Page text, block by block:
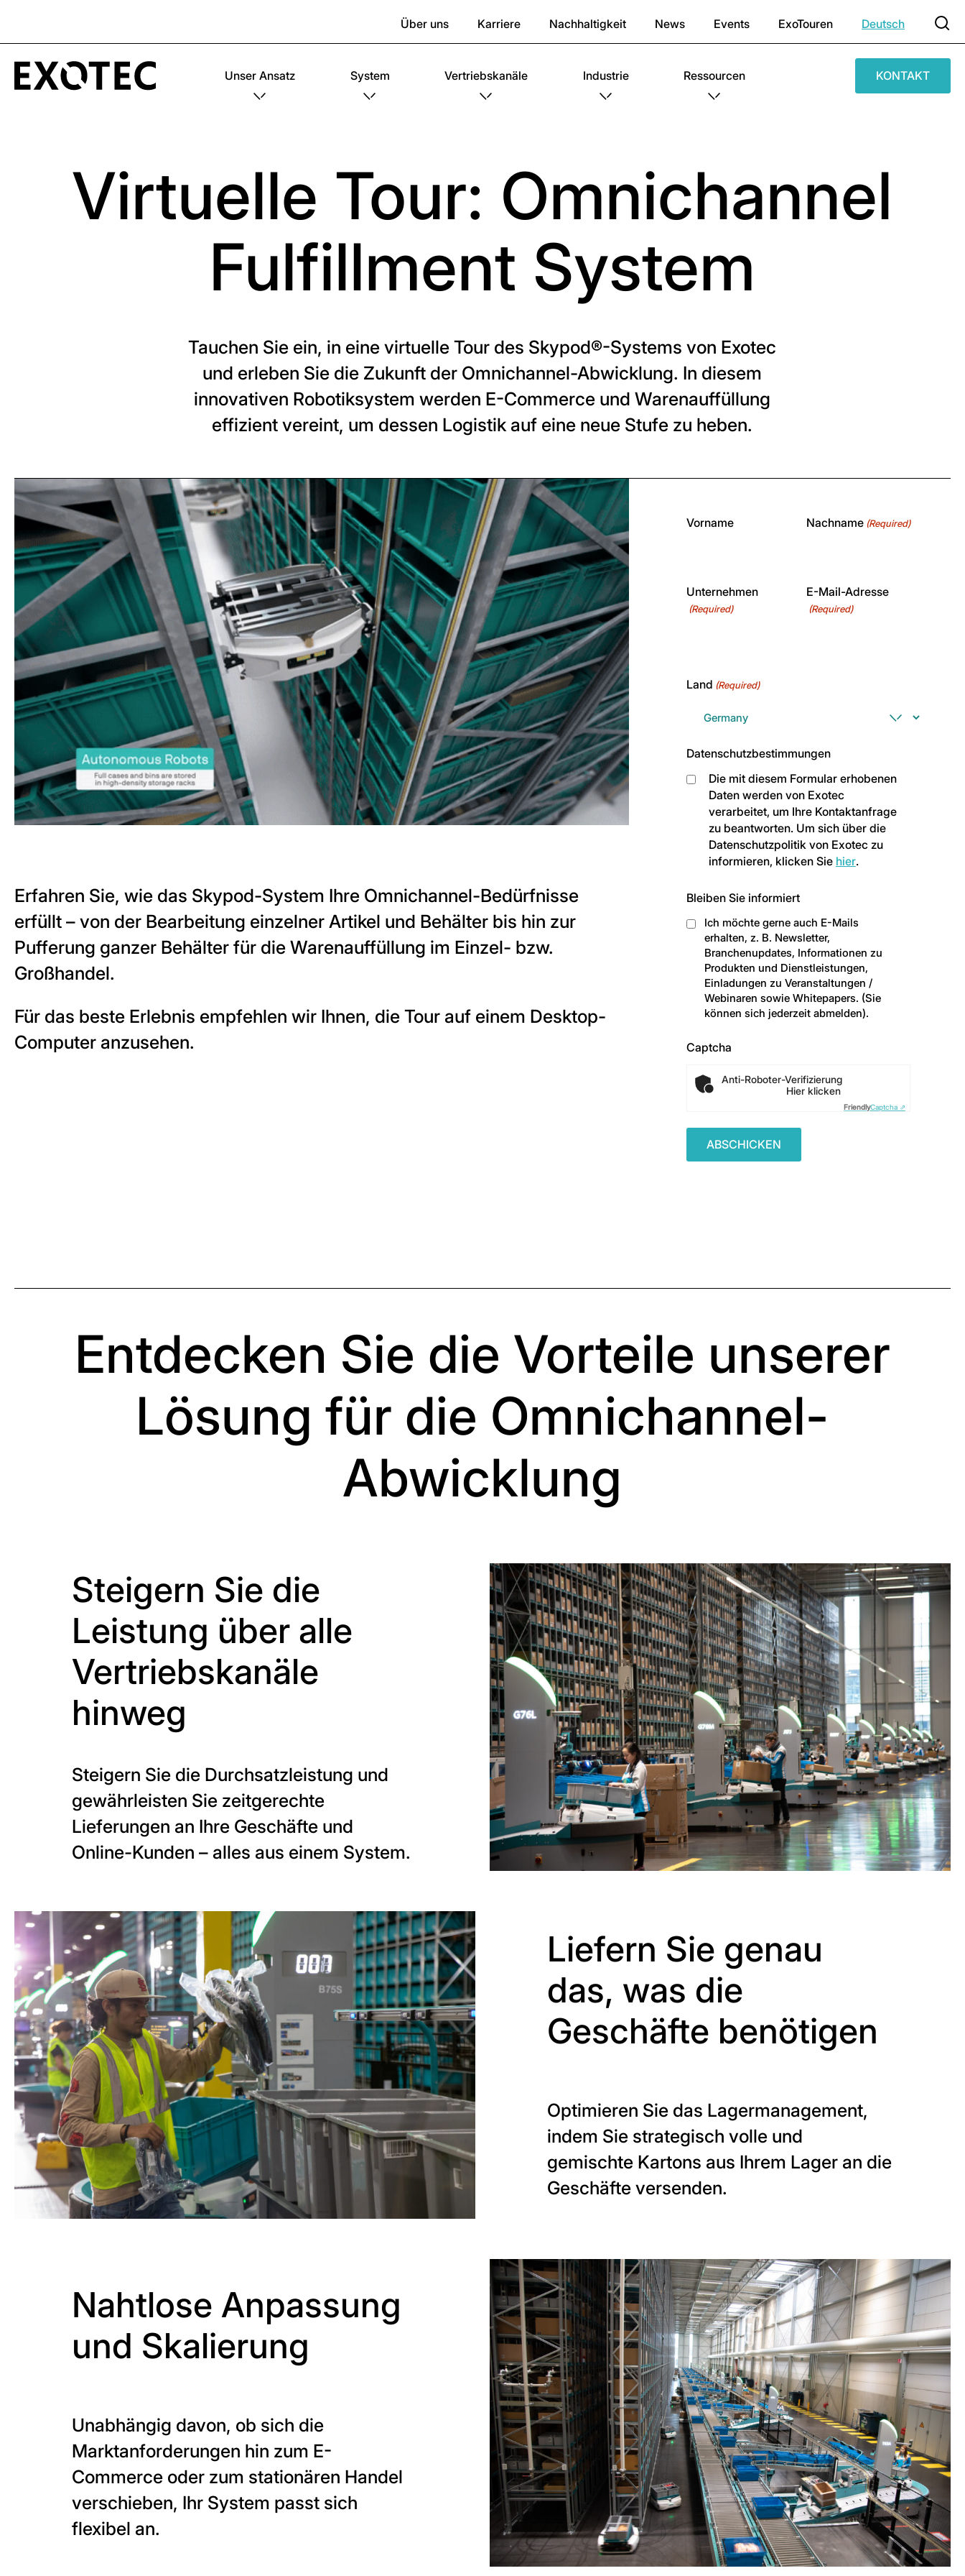
Über uns Karriere Nachhaltigkeit News Events ExoTouren Deutsch
Unser Ansatz System Vertriebskanäle Industrie Ressourcen KONTAKT
Virtuelle Tour: Omnichannel
Fulfillment System
Tauchen Sie ein, in eine virtuelle Tour des Skypod®-Systems von Exotec
und erleben Sie die Zukunft der Omnichannel-Abwicklung. In diesem
innovativen Robotiksystem werden E-Commerce und Warenauffüllung
effizient vereint, um dessen Logistik auf eine neue Stufe zu heben.
Erfahren Sie, wie das Skypod-System Ihre Omnichannel-Bedürfnisse
erfüllt – von der Bearbeitung einzelner Artikel und Behälter bis hin zur
Pufferung ganzer Behälter für die Warenauffüllung im Einzel- bzw.
Großhandel.
Für das beste Erlebnis empfehlen wir Ihnen, die Tour auf einem Desktop-
Computer anzusehen.
Vorname Nachname (Required)
Unternehmen
(Required)
E-Mail-Adresse
(Required)
Land (Required)
Datenschutzbestimmungen
Die mit diesem Formular erhobenen
Daten werden von Exotec
verarbeitet, um Ihre Kontaktanfrage
zu beantworten. Um sich über die
Datenschutzpolitik von Exotec zu
informieren, klicken Sie hier.
Bleiben Sie informiert
Ich möchte gerne auch E-Mails
erhalten, z. B. Newsletter,
Branchenupdates, Informationen zu
Produkten und Dienstleistungen,
Einladungen zu Veranstaltungen /
Webinaren sowie Whitepapers. (Sie
können sich jederzeit abmelden).
Captcha
Anti-Roboter-Verifizierung
Hier klicken
FriendlyCaptcha ⇗
Entdecken Sie die Vorteile unserer
Lösung für die Omnichannel-
Abwicklung
Steigern Sie die
Leistung über alle
Vertriebskanäle
hinweg
Steigern Sie die Durchsatzleistung und
gewährleisten Sie zeitgerechte
Lieferungen an Ihre Geschäfte und
Online-Kunden – alles aus einem System.
Liefern Sie genau
das, was die
Geschäfte benötigen
Optimieren Sie das Lagermanagement,
indem Sie strategisch volle und
gemischte Kartons aus Ihrem Lager an die
Geschäfte versenden.
Nahtlose Anpassung
und Skalierung
Unabhängig davon, ob sich die
Marktanforderungen hin zum E-
Commerce oder zum stationären Handel
verschieben, Ihr System passt sich
flexibel an.